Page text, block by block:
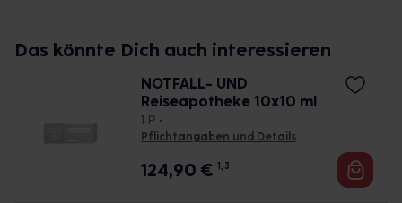
Das könnte Dich auch interessieren
NOTFALL- UND
Reiseapotheke 10x10 ml
1 P •
Pflichtangaben und Details
124,90 € 1, 3